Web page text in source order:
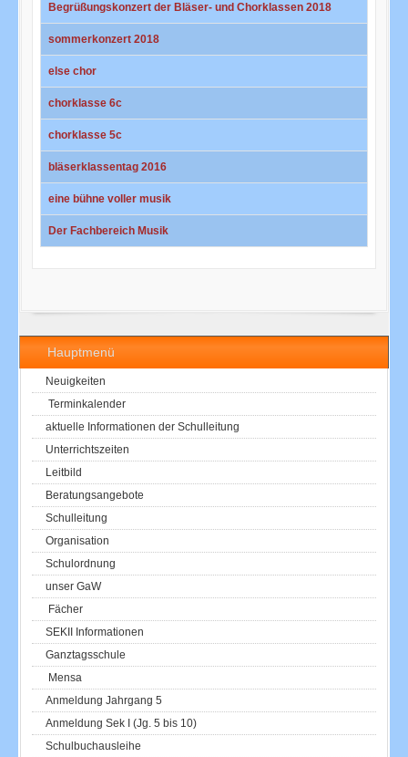
Hauptmenü
Neuigkeiten
Terminkalender
aktuelle Informationen der Schulleitung
Unterrichtszeiten
Leitbild
Beratungsangebote
Schulleitung
Organisation
Schulordnung
unser GaW
Fächer
SEKII Informationen
Ganztagsschule
Mensa
Anmeldung Jahrgang 5
Anmeldung Sek I (Jg. 5 bis 10)
Schulbuchausleihe
Begrüßungskonzert der Bläser- und Chorklassen 2018
sommerkonzert 2018
else chor
chorklasse 6c
chorklasse 5c
bläserklassentag 2016
eine bühne voller musik
Der Fachbereich Musik